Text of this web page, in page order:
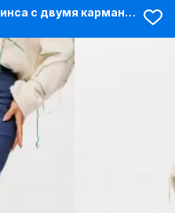
Юбка-карандаш из джинса с двумя карманами и регулировкой длины